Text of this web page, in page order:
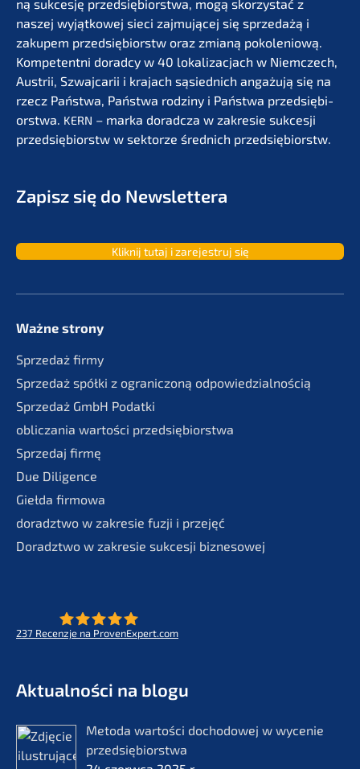
ną sukces­ję przedsię­bi­orst­wa, mogą skorzystać z
naszej wyjąt­ko­wej sieci zajmu­jącej się sprze­dażą i
zakupem przedsię­bi­orstw oraz zmianą pokolenio­wą.
Kompe­tent­ni dorad­cy w 40 lokali­zac­jach w Niemc­zech,
Austrii, Szwaj­ca­rii i krajach sąsied­nich angażu­ją się na
rzecz Państ­wa, Państ­wa rodzi­ny i Państ­wa przedsię­bi­
orst­wa. KERN – marka dorad­c­za w zakre­sie sukces­ji
przedsię­bi­orstw w sektor­ze średnich przedsiębiorstw.
Zapisz się do Newslettera
Kliknij tutaj i zarejes­truj się
Ważne strony
Sprze­daż firmy
Sprze­daż spółki z ogranic­zoną odpowiedzialnością
Sprze­daż GmbH Podatki
oblic­za­nia wartości przedsiębiorstwa
Sprze­daj firmę
Due Diligence
Giełda firmo­wa
doradzt­wo w zakre­sie fuzji i przejęć
Doradzt­wo w zakre­sie sukces­ji biznesowej
237 Recenz­je na ProvenExpert.com
Aktual­ności na blogu
Metoda wartości docho­do­wej w wycenie
przedsię­bi­orst­wa